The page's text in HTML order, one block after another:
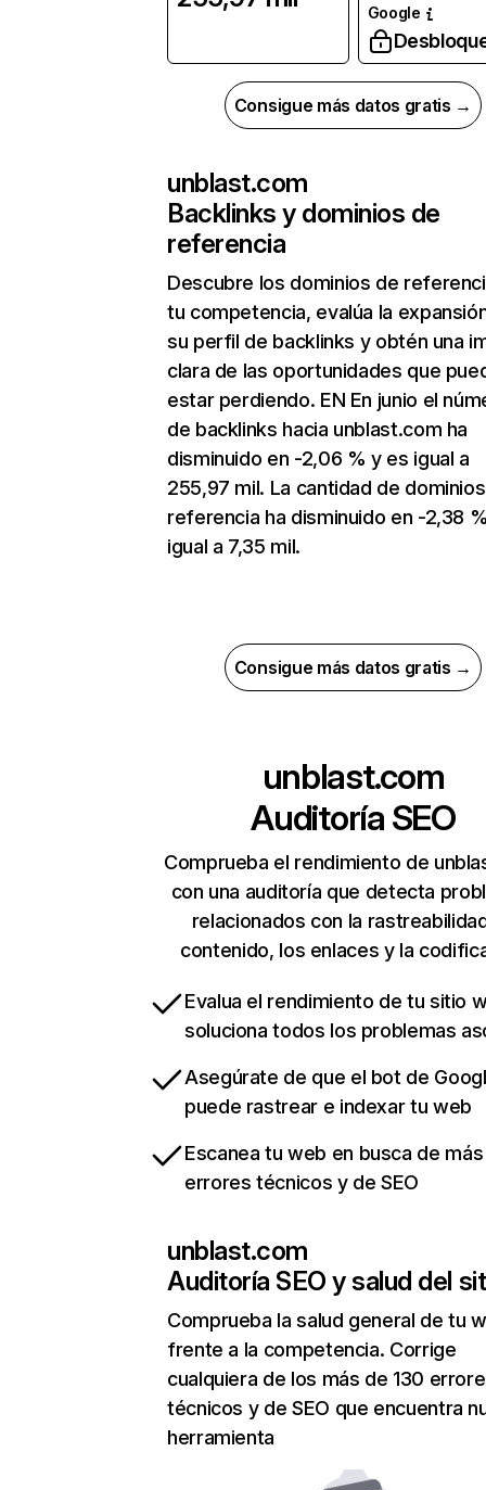
Google
Consigue más datos gratis →
unblast.com
Backlinks y dominios de
referencia
Descubre los dominios de
tu competencia, evalúa la
su perfil de backlinks y obtén una
clara de las oportunidades que
estar perdiendo. EN En junio el
de backlinks hacia unblast.com ha
disminuido en -2,06 % y es igual a
255,97 mil. La cantidad de
referencia ha disminuido en -2,38
igual a 7,35 mil.
Consigue más datos gratis →
unblast.com
Auditoría SEO
Comprueba el rendimiento de
con una auditoría que detecta
relacionados con la
contenido, los enlaces y la
Evalua el rendimiento de tu sitio
soluciona todos los problemas
Asegúrate de que el bot de
puede rastrear e indexar tu web
Escanea tu web en busca de
errores técnicos y de SEO
unblast.com
Auditoría SEO y salud del
Comprueba la salud general de tu
frente a la competencia. Corrige
cualquiera de los más de 130
técnicos y de SEO que encuentra
herramienta